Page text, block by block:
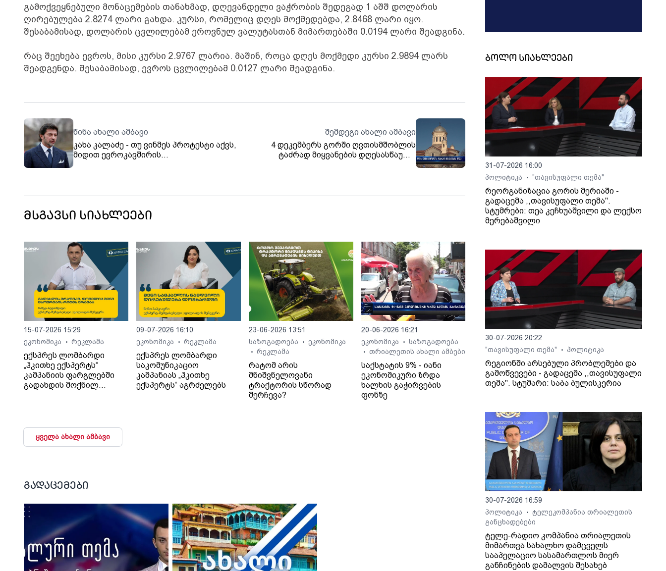
გამოქვეყნებული მონაცემების თანახმად, დღევანდელი ვაჭრობის შედეგად 1 აშშ დოლარის
ღირებულება 2.8274 ლარი გახდა. კურსი, რომელიც დღეს მოქმედებდა, 2.8468 ლარი იყო.
შესაბამისად, დოლარის ცვლილებამ ეროვნულ ვალუტასთან მიმართებაში 0.0194 ლარი შეადგინა.
რაც შეეხება ევროს, მისი კურსი 2.9767 ლარია. მაშინ, როცა დღეს მოქმედი კურსი 2.9894 ლარს
შეადგენდა. შესაბამისად, ევროს ცვლილებამ 0.0127 ლარი შეადგინა.
წინა ახალი ამბავი
კახა კალაძე - თუ ვინმეს პროტესტი აქვს,
მიდით ევროკავშირის
დაკავშირებით და გააპროტესტეთ
შემდეგი ახალი ამბავი
4 დეკემბერს გორში ღვთისმშობლის
ტაძრად მიყვანების დღესასწაული
აღნიშნეს
მსგავსი სიახლეები
15-07-2026 15:29
ეკონომიკა
• რეკლამა
ექსპრეს ლომბარდი
„ჰკითხე ექსპერტს“
კამპანიის ფარგლებში
გადახდის მოქნილ
09-07-2026 16:10
ეკონომიკა
• რეკლამა
ექსპრეს ლომბარდი
საკომუნიკაციო
კამპანიას „ჰკითხე
ექსპერტს“ აგრძელებს
23-06-2026 13:51
საზოგადოება
• ეკონომიკა
• რეკლამა
რატომ არის
მნიშვნელოვანი
ტრაქტორის სწორად
შერჩევა?
20-06-2026 16:21
ეკონომიკა
• საზოგადოება
• თრიალეთის ახალი ამბები
საქსტატის 9% - იანი
ეკონომიკური ზრდა
ხალხის გაჭირვების
ფონზე
ყველა ახალი ამბავი
გადაცემები
ბოლო სიახლეები
31-07-2026 16:00
პოლიტიკა
• "თავისუფალი თემა"
რეორგანიზაცია გორის მერიაში -
გადაცემა ,,თავისუფალი თემა".
სტუმრები: თეა კეჩხუაშვილი და ლექსო
მერებაშვილი
30-07-2026 20:22
"თავისუფალი თემა"
• პოლიტიკა
რეგიონში არსებული პრობლემები და
გამოწვევები - გადაცემა ,,თავისუფალი
თემა". სტუმარი: საბა ბულისკერია
30-07-2026 16:59
პოლიტიკა
•
ტელეკომპანია თრიალეთის
განცხადებები
ტელე-რადიო კომპანია თრიალეთის
მიმართვა სახალხო დამცველს
სააპელაციო სასამართლოს მიერ
განჩინების დამალვის შესახებ